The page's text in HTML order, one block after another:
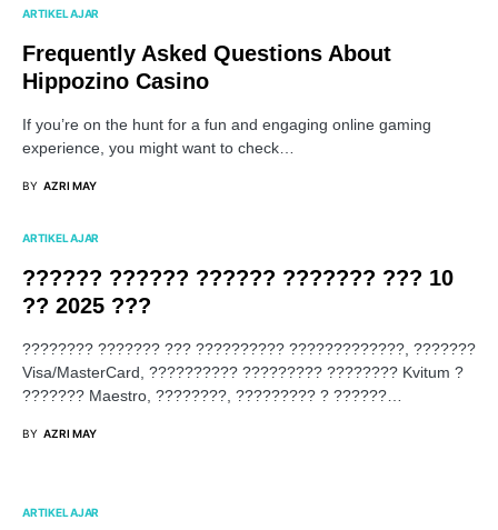
ARTIKEL AJAR
Frequently Asked Questions About
Hippozino Casino
If you’re on the hunt for a fun and engaging online gaming
experience, you might want to check…
BY AZRI MAY
ARTIKEL AJAR
?????? ?????? ?????? ??????? ??? 10
?? 2025 ???
???????? ??????? ??? ?????????? ?????????????, ???????
Visa/MasterCard, ?????????? ????????? ???????? Kvitum ?
??????? Maestro, ????????, ????????? ? ??????…
BY AZRI MAY
ARTIKEL AJAR